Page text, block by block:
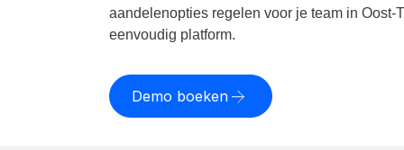
aandelenopties regelen voor je team in Oost-
eenvoudig platform.
Demo boeken